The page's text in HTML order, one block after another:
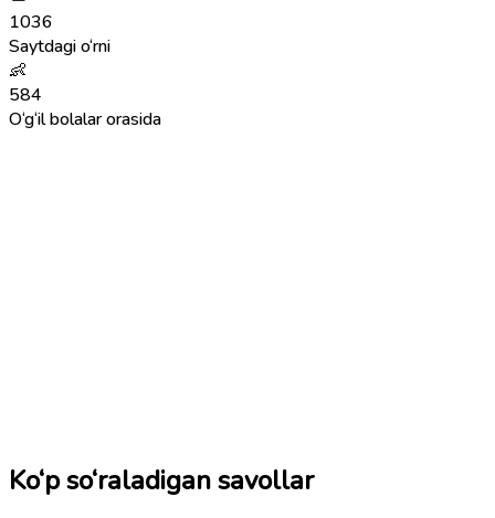
1036
Saytdagi o‘rni
👶
584
O‘g‘il bolalar orasida
Ko‘p so‘raladigan savollar